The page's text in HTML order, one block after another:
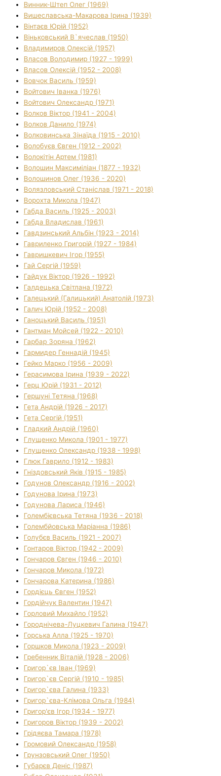
Винник-Штеп Олег (1969)
Вишеславська-Макарова Ірина (1939)
Вінтаєв Юрій (1952)
Віньковський В`ячеслав (1950)
Владимиров Олексій (1957)
Власов Володимир (1927 - 1999)
Власов Олексій (1952 - 2008)
Вовчок Василь (1959)
Войтович Іванка (1976)
Войтович Олександр (1971)
Волков Віктор (1941 - 2004)
Волков Данило (1974)
Волковинська Зінаїда (1915 - 2010)
Волобуєв Євген (1912 - 2002)
Волокітін Артем (1981)
Волошин Максиміліан (1877 - 1932)
Волошинов Олег (1936 - 2020)
Волязловський Станіслав (1971 - 2018)
Ворохта Микола (1947)
Габда Василь (1925 - 2003)
Габда Владислав (1961)
Гавдзинський Альбін (1923 - 2014)
Гавриленко Григорій (1927 - 1984)
Гавришкевич Ігор (1955)
Гай Сергій (1959)
Гайдук Віктор (1926 - 1992)
Галдецька Світлана (1972)
Галецький (Галицький) Анатолій (1973)
Галич Юрій (1952 - 2008)
Ганоцький Василь (1951)
Гантман Мойсей (1922 - 2010)
Гарбар Зоряна (1962)
Гармидер Геннадій (1945)
Гейко Марко (1956 - 2009)
Герасимова Ірина (1939 - 2022)
Герц Юрій (1931 - 2012)
Гершуні Тетяна (1968)
Гета Андрій (1926 - 2017)
Гета Сергій (1951)
Гладкий Андрій (1960)
Глущенко Микола (1901 - 1977)
Глущенко Олександр (1938 - 1998)
Глюк Гаврило (1912 - 1983)
Гніздовський Яків (1915 - 1985)
Годунов Олександр (1916 - 2002)
Годунова Ірина (1973)
Годунова Лариса (1946)
Голембієвська Тетяна (1936 - 2018)
Голембйовська Маріанна (1986)
Голубєв Василь (1921 - 2007)
Гонтаров Віктор (1942 - 2009)
Гончаров Євген (1946 - 2010)
Гончаров Микола (1972)
Гончарова Катерина (1986)
Гордієць Євген (1952)
Гордійчук Валентин (1947)
Горловий Михайло (1952)
Городнічева-Луцкевич Галина (1947)
Горська Алла (1925 - 1970)
Горшков Микола (1923 - 2009)
Гребенник Віталій (1928 - 2006)
Григор`єв Іван (1969)
Григор`єв Сергій (1910 - 1985)
Григор`єва Галина (1933)
Григор`єва-Клімова Ольга (1984)
Григор'єв Ігор (1934 - 1977)
Григоров Віктор (1939 - 2002)
Грідяєва Тамара (1978)
Громовий Олександр (1958)
Грунзовський Олег (1950)
Губарєв Деніс (1987)